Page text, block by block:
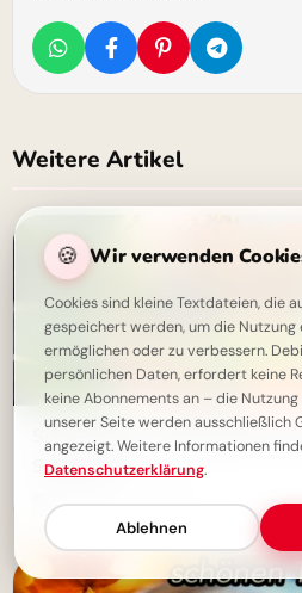
Weitere Artikel
Schule Bilder: Zauberhafte
Schulstart
10 Bilder · 07.08.2026
🍪 Wir verwenden
Cookies sind kleine Textdateien, die
gespeichert werden, um die Nutzung
ermöglichen oder zu verbessern.
persönlichen Daten, erfordert keine
keine Abonnements an – die
unserer Seite werden ausschließlich
angezeigt. Weitere Informationen
Datenschutzerklärung.
Ablehnen